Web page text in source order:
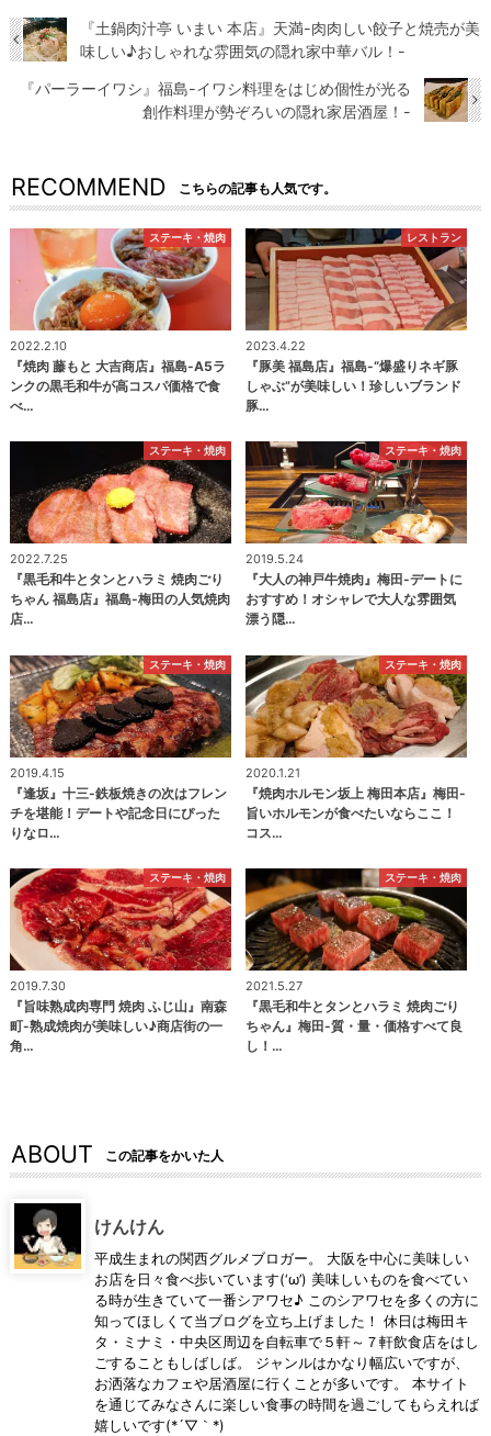
『土鍋肉汁亭 いまい 本店』天満-肉肉しい餃子と焼売が美
味しい♪おしゃれな雰囲気の隠れ家中華バル！-
『パーラーイワシ』福島-イワシ料理をはじめ個性が光る
創作料理が勢ぞろいの隠れ家居酒屋！-
RECOMMEND こちらの記事も人気です。
ステーキ・焼肉
2022.2.10
『焼肉 藤もと 大吉商店』福島-A5ラ
ンクの黒毛和牛が高コスパ価格で食
べ…
レストラン
2023.4.22
『豚美 福島店』福島-“爆盛りネギ豚
しゃぶ”が美味しい！珍しいブランド
豚…
ステーキ・焼肉
2022.7.25
『黒毛和牛とタンとハラミ 焼肉ごり
ちゃん 福島店』福島-梅田の人気焼肉
店…
ステーキ・焼肉
2019.5.24
『大人の神戸牛焼肉』梅田-デートに
おすすめ！オシャレで大人な雰囲気
漂う隠…
ステーキ・焼肉
2019.4.15
『逢坂』十三-鉄板焼きの次はフレン
チを堪能！デートや記念日にぴった
りなロ…
ステーキ・焼肉
2020.1.21
『焼肉ホルモン坂上 梅田本店』梅田-
旨いホルモンが食べたいならここ！
コス…
ステーキ・焼肉
2019.7.30
『旨味熟成肉専門 焼肉 ふじ山』南森
町-熟成焼肉が美味しい♪商店街の一
角…
ステーキ・焼肉
2021.5.27
『黒毛和牛とタンとハラミ 焼肉ごり
ちゃん』梅田-質・量・価格すべて良
し！…
ABOUT この記事をかいた人
けんけん
平成生まれの関西グルメブロガー。 大阪を中心に美味しい
お店を日々食べ歩いています(‘ω’) 美味しいものを食べてい
る時が生きていて一番シアワセ♪ このシアワセを多くの方に
知ってほしくて当ブログを立ち上げました！ 休日は梅田キ
タ・ミナミ・中央区周辺を自転車で５軒～７軒飲食店をはし
ごすることもしばしば。 ジャンルはかなり幅広いですが、
お洒落なカフェや居酒屋に行くことが多いです。 本サイト
を通じてみなさんに楽しい食事の時間を過ごしてもらえれば
嬉しいです(*´▽｀*)